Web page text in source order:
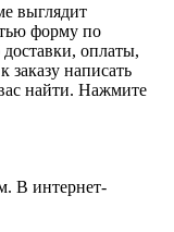
выглядит
форму по
оплаты,
заказу написать
найти. Нажмите
В интернет-